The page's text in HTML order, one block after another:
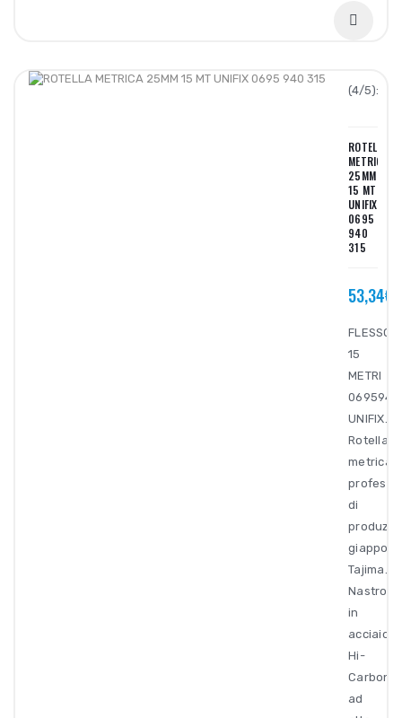
(4/5):
ROTELLA
METRICA
25MM
15 MT
UNIFIX
0695
940
315
53,34€
15
METRI
UNIFIX.
Rotella
metrica
di
Tajima.
Nastro
in
acciaio
Hi-
Carbon
ad